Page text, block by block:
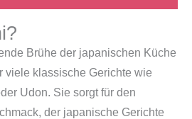
Brühe der japanischen Küche
viele klassische Gerichte wie
Udon. Sie sorgt für den
der japanische Gerichte